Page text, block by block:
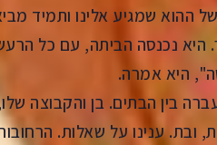
ההוא שמגיע אלינו ותמיד
היא נכנסה הביתה, עם כל
היא אמרה.
בין הבתים. בן והקבוצה
ובת. ענינו על שאלות.